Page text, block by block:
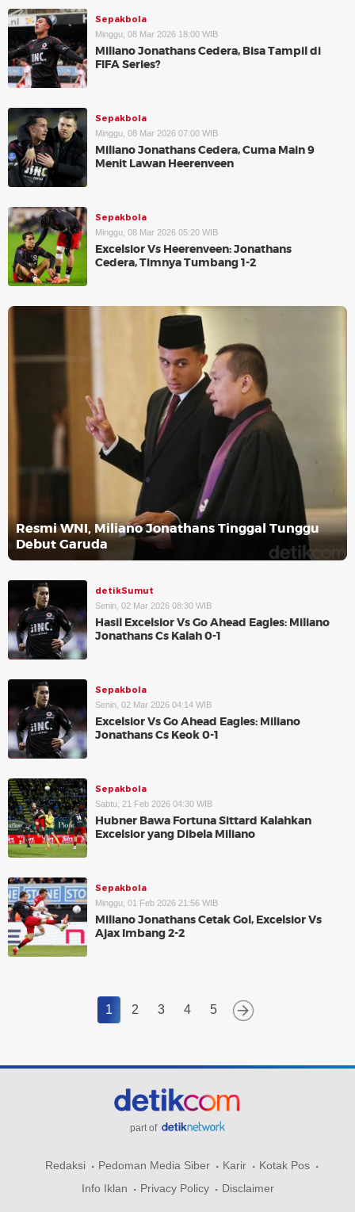
Sepakbola
Minggu, 08 Mar 2026 18:00 WIB
Miliano Jonathans Cedera, Bisa Tampil di
FIFA Series?
Sepakbola
Minggu, 08 Mar 2026 07:00 WIB
Miliano Jonathans Cedera, Cuma Main 9
Menit Lawan Heerenveen
Sepakbola
Minggu, 08 Mar 2026 05:20 WIB
Excelsior Vs Heerenveen: Jonathans
Cedera, Timnya Tumbang 1-2
Resmi WNI, Miliano Jonathans Tinggal Tunggu
Debut Garuda
detikSumut
Senin, 02 Mar 2026 08:30 WIB
Hasil Excelsior Vs Go Ahead Eagles: Miliano
Jonathans Cs Kalah 0-1
Sepakbola
Senin, 02 Mar 2026 04:14 WIB
Excelsior Vs Go Ahead Eagles: Miliano
Jonathans Cs Keok 0-1
Sepakbola
Sabtu, 21 Feb 2026 04:30 WIB
Hubner Bawa Fortuna Sittard Kalahkan
Excelsior yang Dibela Miliano
Sepakbola
Minggu, 01 Feb 2026 21:56 WIB
Miliano Jonathans Cetak Gol, Excelsior Vs
Ajax Imbang 2-2
1 2 3 4 5
part of
Redaksi Pedoman Media Siber Karir
Kotak Pos
Info Iklan
Privacy Policy Disclaimer